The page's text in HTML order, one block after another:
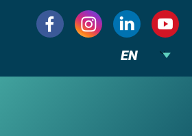
EN